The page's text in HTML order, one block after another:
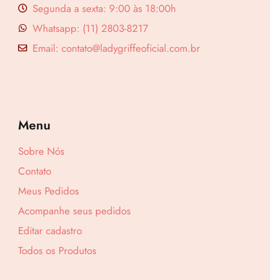
Revenda por
Segunda a sexta: 9:00 às 18:00h
Whatsapp: (11) 2803-8217
Email: contato@ladygriffeoficial.com.br
Menu
Sobre Nós
Contato
Meus Pedidos
Acompanhe seus pedidos
Editar cadastro
Todos os Produtos